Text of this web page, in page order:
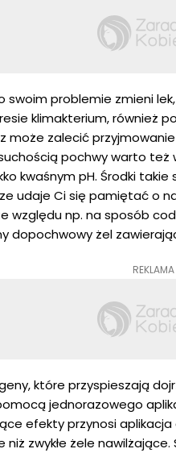
swoim problemie zmieni
klimakterium, również
może zalecić
pochwy warto też
kwaśnym pH. Środki
udaje Ci się pamiętać o
względu np. na sposób
dopochwowy żel
REKLAMA
które przyspieszają
jednorazowego
efekty przynosi
niż zwykłe żele